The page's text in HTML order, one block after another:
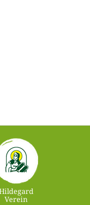
Verein